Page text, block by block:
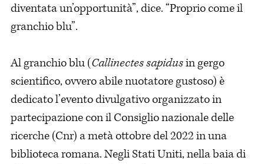
diventata un’opportunità”, dice. “Proprio come il
granchio blu”.
Al granchio blu (Callinectes sapidusin gergo
scientifico, ovvero abile nuotatore gustoso) è
dedicato l’evento divulgativo organizzato in
partecipazione con il Consiglio nazionale delle
ricerche (Cnr) a metà ottobre del 2022 in una
biblioteca romana. Negli Stati Uniti, nella baia di